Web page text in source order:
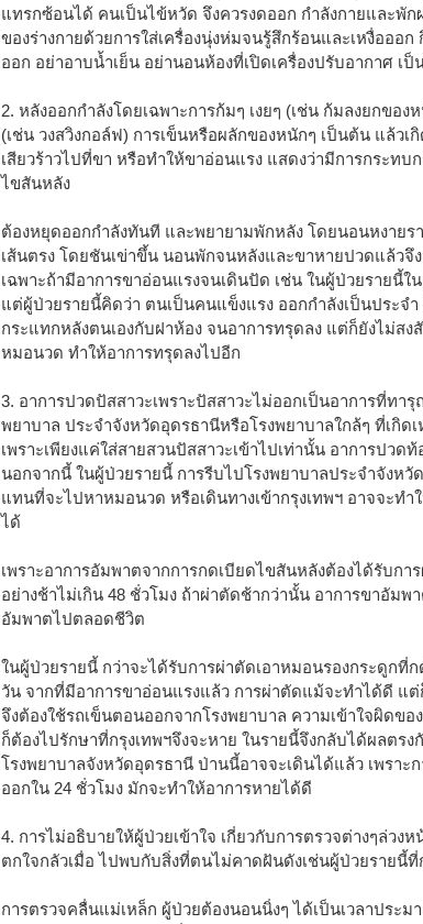
แทรกซ้อนได้ คนเป็นไข้หวัด จึงควรงดออก กำลังกายและพั
ของร่างกายด้วยการใส่เครื่องนุ่งห่มจนรู้สึกร้อนและเหงื่อออก
ออก อย่าอาบน้ำเย็น อย่านอนห้องที่เปิดเครื่องปรับอากาศ เป็
2. หลังออกกำลังโดยเฉพาะการก้มๆ เงยๆ (เช่น ก้มลงยกของ
(เช่น วงสวิงกอล์ฟ) การเข็นหรือผลักของหนักๆ เป็นต้น แล้วเ
เสียวร้าวไปที่ขา หรือทำให้ขาอ่อนแรง แสดงว่ามีการกระทบ
ไขสันหลัง
ต้องหยุดออกกำลังทันที และพยายามพักหลัง โดยนอนหงาย
เส้นตรง โดยชันเข่าขึ้น นอนพักจนหลังและขาหายปวดแล้วจึ
เฉพาะถ้ามีอาการขาอ่อนแรงจนเดินปัด เช่น ในผู้ป่วยรายนี้ใ
แต่ผู้ป่วยรายนี้คิดว่า ตนเป็นคนแข็งแรง ออกกำลังเป็นประจ
กระแทกหลังตนเองกับฝาห้อง จนอาการทรุดลง แต่ก็ยังไม่สง
หมอนวด ทำให้อาการทรุดลงไปอีก
3. อาการปวดปัสสาวะเพราะปัสสาวะไม่ออกเป็นอาการที่ทา
พยาบาล ประจำจังหวัดอุดรธานีหรือโรงพยาบาลใกล้ๆ ที่เกิ
เพราะเพียงแค่ใส่สายสวนปัสสาวะเข้าไปเท่านั้น อาการปวด
นอกจากนี้ ในผู้ป่วยรายนี้ การรีบไปโรงพยาบาลประจำจังห
แทนที่จะไปหาหมอนวด หรือเดินทางเข้ากรุงเทพฯ อาจจะท
ได้
เพราะอาการอัมพาตจากการกดเบียดไขสันหลังต้องได้รับกา
อย่างช้าไม่เกิน 48 ชั่วโมง ถ้าผ่าตัดช้ากว่านั้น อาการขาอัม
อัมพาตไปตลอดชีวิต
ในผู้ป่วยรายนี้ กว่าจะได้รับการผ่าตัดเอาหมอนรองกระดูกที่
วัน จากที่มีอาการขาอ่อนแรงแล้ว การผ่าตัดแม้จะทำได้ดี แ
จึงต้องใช้รถเข็นตอนออกจากโรงพยาบาล ความเข้าใจผิดข
ก็ต้องไปรักษาที่กรุงเทพฯจึงจะหาย ในรายนี้จึงกลับได้ผลตร
โรงพยาบาลจังหวัดอุดรธานี ป่านนี้อาจจะเดินได้แล้ว เพราะ
ออกใน 24 ชั่วโมง มักจะทำให้อาการหายได้ดี
4. การไม่อธิบายให้ผู้ป่วยเข้าใจ เกี่ยวกับการตรวจต่างๆล่วง
ตกใจกลัวเมื่อ ไปพบกับสิ่งที่ตนไม่คาดฝันดังเช่นผู้ป่วยรายนี้ที่
การตรวจคลื่นแม่เหล็ก ผู้ป่วยต้องนอนนิ่งๆ ได้เป็นเวลาประ